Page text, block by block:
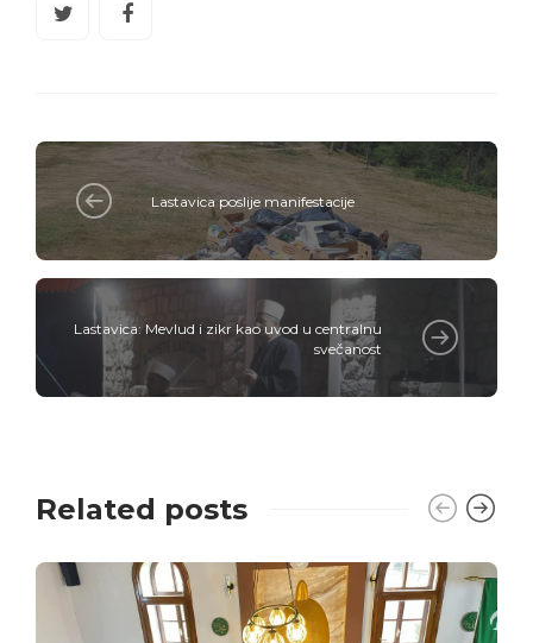
Lastavica poslije manifestacije
Lastavica: Mevlud i zikr kao uvod u centralnu
svečanost
Related posts